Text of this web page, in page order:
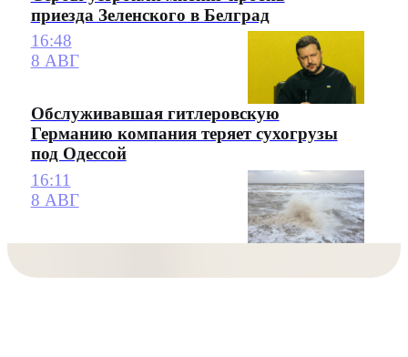
приезда Зеленского в Белград
16:48
8 АВГ
Обслуживавшая гитлеровскую
Германию компания теряет сухогрузы
под Одессой
16:11
8 АВГ